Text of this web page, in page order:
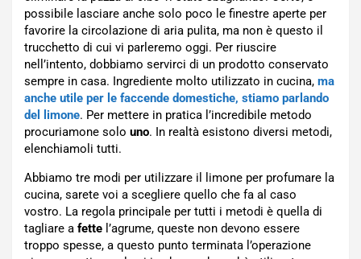
possibile lasciare anche solo poco le finestre aperte per
favorire la circolazione di aria pulita, ma non è questo il
trucchetto di cui vi parleremo oggi. Per riuscire
nell’intento, dobbiamo servirci di un prodotto conservato
sempre in casa. Ingrediente molto utilizzato in cucina, ma
anche utile per le faccende domestiche, stiamo parlando
del limone. Per mettere in pratica l’incredibile metodo
procuriamone solo uno. In realtà esistono diversi metodi,
elenchiamoli tutti.
Abbiamo tre modi per utilizzare il limone per profumare la
cucina, sarete voi a scegliere quello che fa al caso
vostro. La regola principale per tutti i metodi è quella di
tagliare a fette l’agrume, queste non devono essere
troppo spesse, a questo punto terminata l’operazione